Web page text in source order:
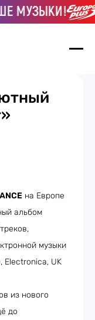
МУЗЫКИ!
на Европе
альбом
музыки
Electronica, UK
из нового
до